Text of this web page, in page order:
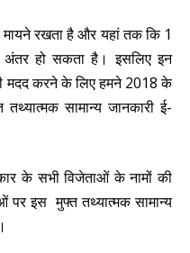
मायने रखता है और यहां तक कि 1
हो सकता है। इसलिए इन
मदद करने के लिए हमने 2018 के
सामान्य जानकारी ई-
के सभी विजेताओं के नामों की
इस मुफ्त तथ्यात्मक सामान्य